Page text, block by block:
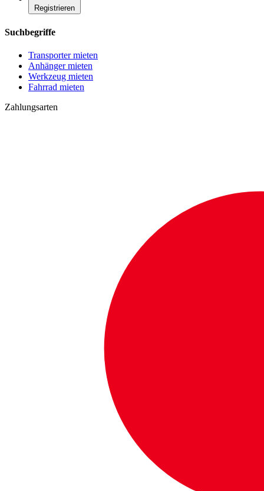
Registrieren
Suchbegriffe
Transporter mieten
Anhänger mieten
Werkzeug mieten
Fahrrad mieten
Zahlungsarten